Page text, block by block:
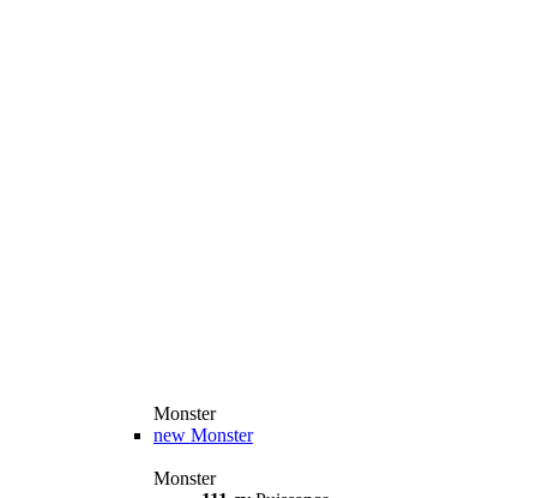
Monster
new Monster
Monster